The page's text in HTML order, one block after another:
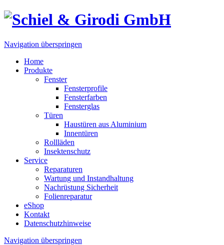
Navigation überspringen
Home
Produkte
Fenster
Fensterprofile
Fensterfarben
Fensterglas
Türen
Haustüren aus Aluminium
Innentüren
Rollläden
Insektenschutz
Service
Reparaturen
Wartung und Instandhaltung
Nachrüstung Sicherheit
Folienreparatur
eShop
Kontakt
Datenschutzhinweise
Navigation überspringen